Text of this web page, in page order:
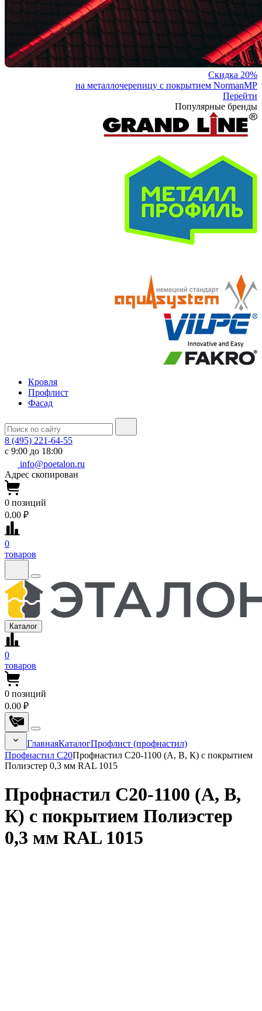
Скидка 20%
на металлочерепицу с покрытием NormanMP
Перейти
Популярные бренды
Кровля
Профлист
Фасад
8 (495) 221-64-55
с 9:00 до 18:00
info@poetalon.ru
Адрес скопирован
0 позиций
0.00 ₽
0
товаров
Каталог
0
товаров
0 позиций
0.00 ₽
ГлавнаяКаталогПрофлист (профнастил)
Профнастил С20Профнастил С20-1100 (А, В, К) с покрытием
Полиэстер 0,3 мм RAL 1015
Профнастил С20-1100 (А, В,
К) с покрытием Полиэстер
0,3 мм RAL 1015